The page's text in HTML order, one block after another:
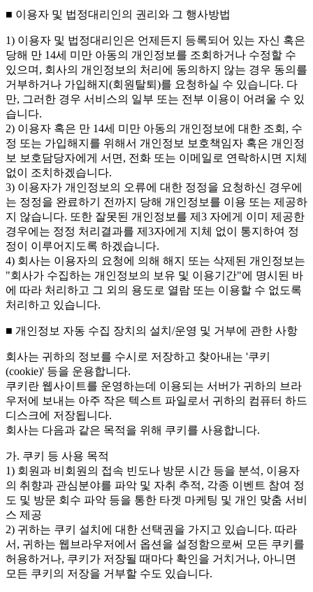
■ 이용자 및 법정대리인의 권리와 그 행사방법
1) 이용자 및 법정대리인은 언제든지 등록되어 있는 자신 혹은
당해 만 14세 미만 아동의 개인정보를 조회하거나 수정할 수
있으며, 회사의 개인정보의 처리에 동의하지 않는 경우 동의를
거부하거나 가입해지(회원탈퇴)를 요청하실 수 있습니다. 다
만, 그러한 경우 서비스의 일부 또는 전부 이용이 어려울 수 있
습니다.
2) 이용자 혹은 만 14세 미만 아동의 개인정보에 대한 조회, 수
정 또는 가입해지를 위해서 개인정보 보호책임자 혹은 개인정
보 보호담당자에게 서면, 전화 또는 이메일로 연락하시면 지체
없이 조치하겠습니다.
3) 이용자가 개인정보의 오류에 대한 정정을 요청하신 경우에
는 정정을 완료하기 전까지 당해 개인정보를 이용 또는 제공하
지 않습니다. 또한 잘못된 개인정보를 제3 자에게 이미 제공한
경우에는 정정 처리결과를 제3자에게 지체 없이 통지하여 정
정이 이루어지도록 하겠습니다.
4) 회사는 이용자의 요청에 의해 해지 또는 삭제된 개인정보는
"회사가 수집하는 개인정보의 보유 및 이용기간"에 명시된 바
에 따라 처리하고 그 외의 용도로 열람 또는 이용할 수 없도록
처리하고 있습니다.
■ 개인정보 자동 수집 장치의 설치/운영 및 거부에 관한 사항
회사는 귀하의 정보를 수시로 저장하고 찾아내는 '쿠키
(cookie)' 등을 운용합니다.
쿠키란 웹사이트를 운영하는데 이용되는 서버가 귀하의 브라
우저에 보내는 아주 작은 텍스트 파일로서 귀하의 컴퓨터 하드
디스크에 저장됩니다.
회사는 다음과 같은 목적을 위해 쿠키를 사용합니다.
가. 쿠키 등 사용 목적
1) 회원과 비회원의 접속 빈도나 방문 시간 등을 분석, 이용자
의 취향과 관심분야를 파악 및 자취 추적, 각종 이벤트 참여 정
도 및 방문 회수 파악 등을 통한 타겟 마케팅 및 개인 맞춤 서비
스 제공
2) 귀하는 쿠키 설치에 대한 선택권을 가지고 있습니다. 따라
서, 귀하는 웹브라우저에서 옵션을 설정함으로써 모든 쿠키를
허용하거나, 쿠키가 저장될 때마다 확인을 거치거나, 아니면
모든 쿠키의 저장을 거부할 수도 있습니다.